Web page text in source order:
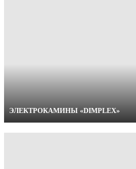
ЭЛЕКТРОКАМИНЫ «DIMPLEX»